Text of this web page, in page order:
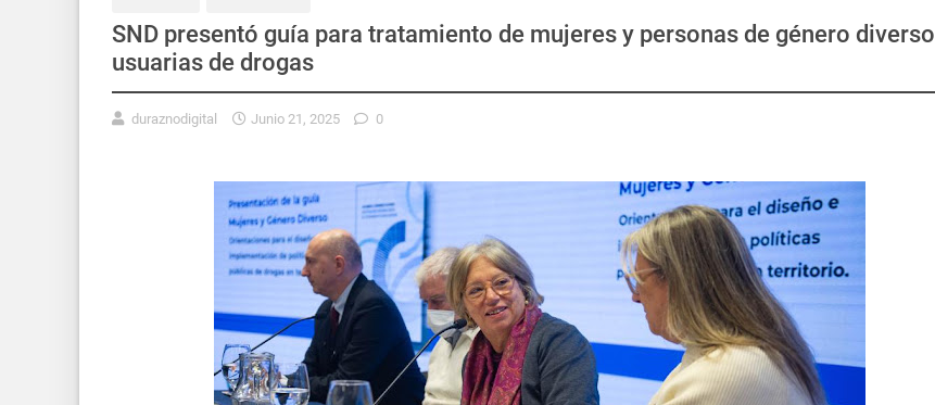
SND presentó guía para tratamiento de mujeres y personas de género diverso
usuarias de drogas
duraznodigital Junio 21, 2025 0